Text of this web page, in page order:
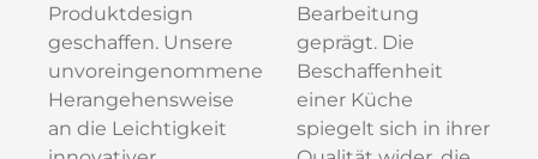
Produktdesign
geschaffen. Unsere
unvoreingenommene
Herangehensweise
an die Leichtigkeit
Bearbeitung
geprägt. Die
Beschaffenheit
einer Küche
spiegelt sich in ihrer